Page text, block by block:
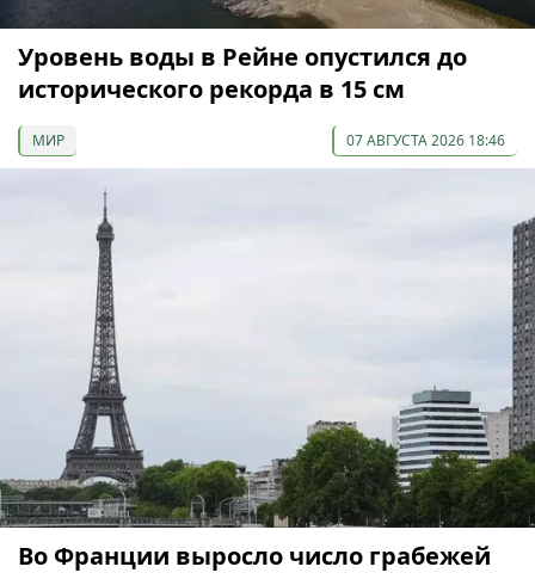
Уровень воды в Рейне опустился до
исторического рекорда в 15 см
МИР 07 АВГУСТА 2026 18:46
Во Франции выросло число грабежей